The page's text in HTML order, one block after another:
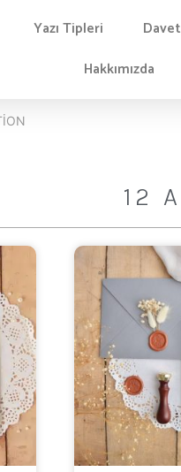
Yazı Tipleri
Hakkımızda
12